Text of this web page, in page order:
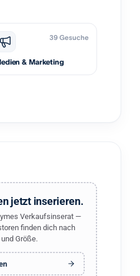
39 Gesuche
& Marketing
jetzt inserieren.
Verkaufsinserat —
finden dich nach
Größe.